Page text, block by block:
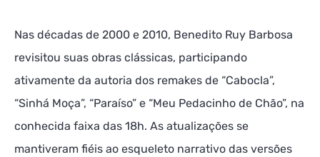
Nas décadas de 2000 e 2010, Benedito Ruy Barbosa
revisitou suas obras clássicas, participando
ativamente da autoria dos remakes de “Cabocla”,
“Sinhá Moça”, “Paraíso” e “Meu Pedacinho de Chão”, na
conhecida faixa das 18h. As atualizações se
mantiveram fiéis ao esqueleto narrativo das versões